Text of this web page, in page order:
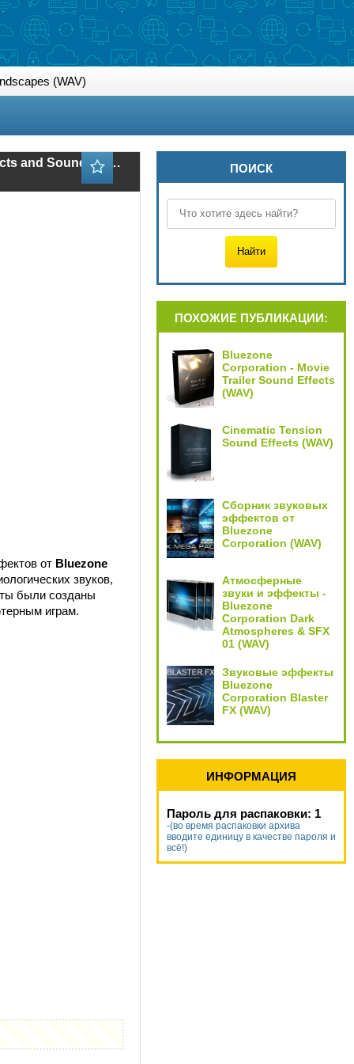
(WAV)
Звуковые эффекты - Bluezone Corporation Xen World Sci Fi Sound Effects and Soundscapes (WAV)
от Bluezone
звуков,
были созданы
играм.
ПОИСК
ПОХОЖИЕ ПУБЛИКАЦИИ:
Bluezone
Corporation - Movie
Trailer Sound Effects
(WAV)
Cinematic Tension
Sound Effects (WAV)
Сборник звуковых
эффектов от
Bluezone
Corporation (WAV)
Атмосферные
звуки и эффекты -
Bluezone
Corporation Dark
Atmospheres & SFX
01 (WAV)
Звуковые эффекты
Bluezone
Corporation Blaster
FX (WAV)
ИНФОРМАЦИЯ
Пароль для распаковки: 1
-(во время распаковки архива
вводите единицу в качестве пароля и
всё!)